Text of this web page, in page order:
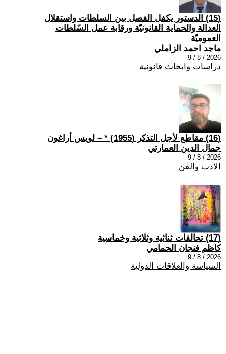
(15) الدستور يكفل الفصل بين السلطات واستقلال
العدالة والحماية القانونيّة ورقابة عمل السّلطات
العموميّة
ماجد احمد الزاملي
2026 / 8 / 9
دراسات وابحاث قانونية
(16) مقاطع لأجل التذكر (1955) * – لويس أراغون
جمال الدين العمارتي
2026 / 8 / 9
الادب والفن
(17) تحالفات ثنائية وثلاثية وخماسية
كاظم فنجان الحمامي
2026 / 8 / 9
السياسة والعلاقات الدولية